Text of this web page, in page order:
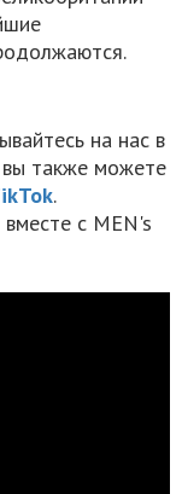
на нас в
также можете
.
вместе с MEN's